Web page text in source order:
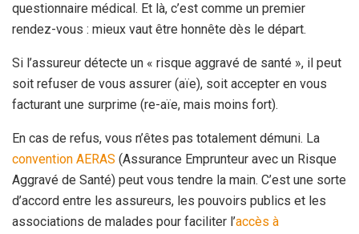
questionnaire médical. Et là, c’est comme un premier
rendez-vous : mieux vaut être honnête dès le départ.
Si l’assureur détecte un « risque aggravé de santé », il peut
soit refuser de vous assurer (aïe), soit accepter en vous
facturant une surprime (re-aïe, mais moins fort).
En cas de refus, vous n’êtes pas totalement démuni. La
convention AERAS (Assurance Emprunteur avec un Risque
Aggravé de Santé) peut vous tendre la main. C’est une sorte
d’accord entre les assureurs, les pouvoirs publics et les
associations de malades pour faciliter l’accès à